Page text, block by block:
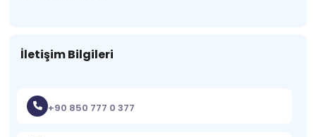
İletişim Bilgileri
+90 850 777 0 377